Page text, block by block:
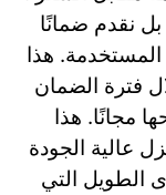
بل نقدم ضمانًا
هذا
فترة الضمان
مجانًا. هذا
عالية الجودة
الطويل التي